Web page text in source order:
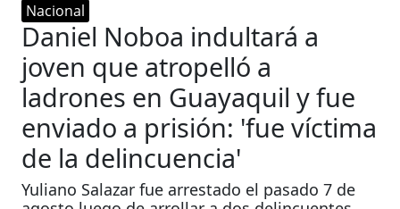
Nacional
Daniel Noboa indultará a
joven que atropelló a
ladrones en Guayaquil y fue
enviado a prisión: 'fue víctima
de la delincuencia'
Yuliano Salazar fue arrestado el pasado 7 de